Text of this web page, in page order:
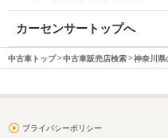
カーセンサートップへ
中古車トップ 中古車販売店検索 神奈川県
プライバシーポリシー